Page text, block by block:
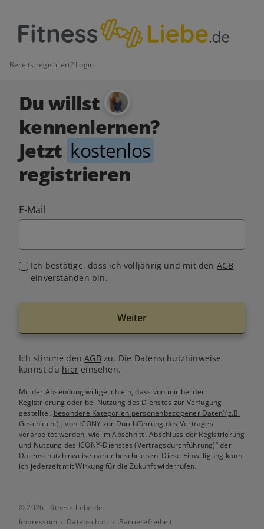
Bereits registriert? Login
Du willst
kennenlernen?
Jetzt kostenlos
registrieren
E-Mail
Ich bestätige, dass ich volljährig und mit den AGB
einverstanden bin.
Weiter
Ich stimme denAGB zu. Die Datenschutzhinweise
kannst du hiereinsehen.
Mit der Absendung willige ich ein, dass von mir bei der
Registrierung oder bei Nutzung des Dienstes zur Verfügung
gestellte„besondere Kategorien personenbezogener Daten“(z.B.
Geschlecht) , von ICONY zur Durchführung des Vertrages
verarbeitet werden, wie im Abschnitt „Abschluss der Registrierung
und Nutzung des ICONY-Dienstes (Vertragsdurchführung)“ der
Datenschutzhinweise näher beschrieben. Diese Einwilligung kann
ich jederzeit mit Wirkung für die Zukunft widerrufen.
© 2026 - fitness-liebe.de
Impressum
Datenschutz Barrierefreiheit